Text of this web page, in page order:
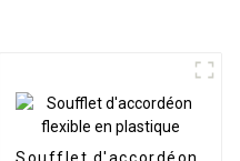
Soufflet d'accordéon